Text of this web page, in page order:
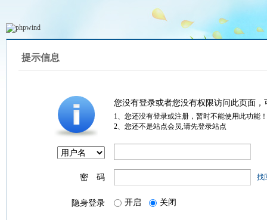
提示信息
您没有登录或者您没有权限访问此页面
1、您还没有登录或注册，暂时不能使用此功能！
2、您还不是站点会员,请先登录站点
密 码 找
隐身登录 开启 关闭